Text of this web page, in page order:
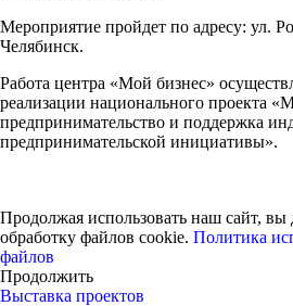
Мероприятие пройдет по адресу: ул.
Челябинск.
Работа центра «Мой бизнес»
реализации национального проекта
предпринимательство и поддержка
предпринимательской инициативы».
Продолжая использовать наш сайт, вы
обработку файлов cookie. Политика
файлов
Продолжить
Выставка проектов